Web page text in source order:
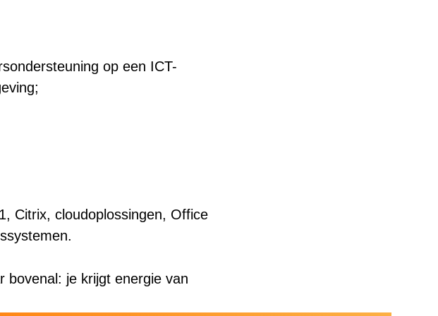
op een ICT-
Citrix, cloudoplossingen, Office
bovenal: je krijgt energie van